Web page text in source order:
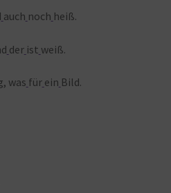
auch noch heiß.
der ist weiß.
was für ein Bild.